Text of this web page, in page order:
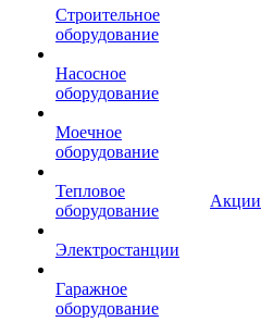
Строительное
оборудование
Насосное
оборудование
Моечное
оборудование
Тепловое
оборудование
Электростанции
Гаражное
оборудование
Акции